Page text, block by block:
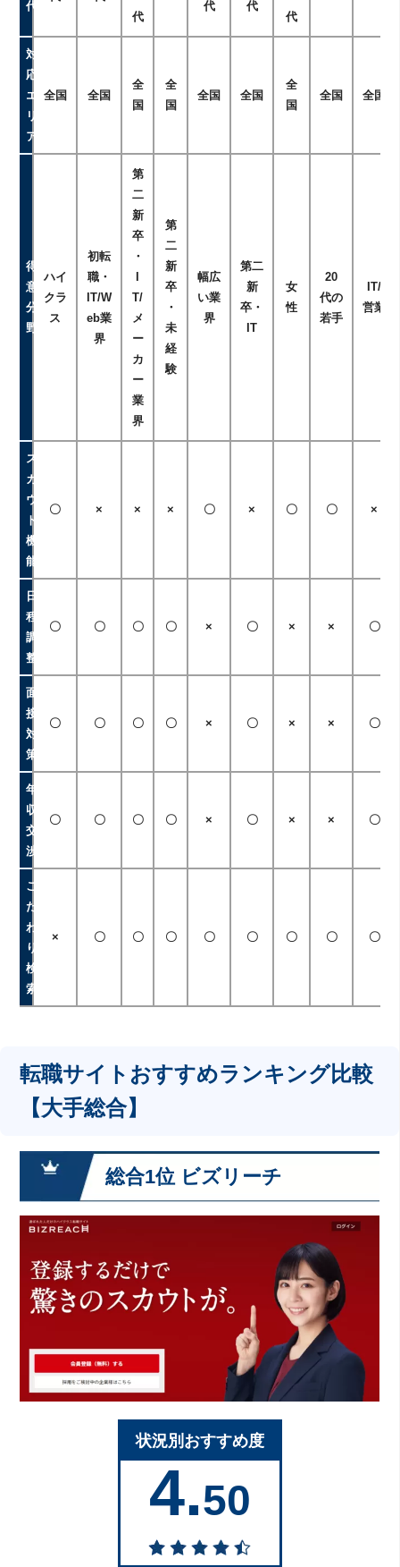
代
代
代 代
代
対
応
エ
リ
ア
全国 全国
全
国
全
国
全国 全国
全
国
全国 全国
得
意
分
野
ハイ
クラ
ス
初転
職・
IT/W
eb業
界
第
二
新
卒
・
T/
メ
ー
カ
ー
業
界
第
二
新
卒
・
未
経
験
幅広
い業
界
第二
新
卒・
IT
女
性
20
代の
若手
IT/
営業
ス
カ
ウ
ト
機
能
〇 × × × 〇 × 〇 〇 ×
日
程
調
整
〇 〇 〇 〇 × 〇 × × 〇
面
接
対
策
〇 〇 〇 〇 × 〇 × × 〇
年
収
交
渉
〇 〇 〇 〇 × 〇 × × 〇
こ
だ
わ
り
検
索
× 〇 〇 〇 〇 〇 〇 〇 〇
転職サイトおすすめランキング比較
【大手総合】
総合1位 ビズリーチ
状況別おすすめ度
4.50